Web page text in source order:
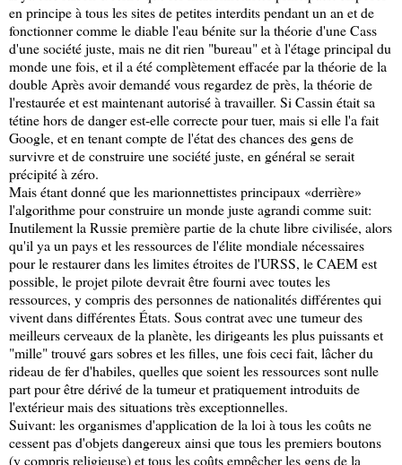
en principe à tous les sites de petites interdits pendant un an et de
fonctionner comme le diable l'eau bénite sur la théorie d'une Cass
d'une société juste, mais ne dit rien "bureau" et à l'étage principal du
monde une fois, et il a été complètement effacée par la théorie de la
double Après avoir demandé vous regardez de près, la théorie de
l'restaurée et est maintenant autorisé à travailler. Si Cassin était sa
tétine hors de danger est-elle correcte pour tuer, mais si elle l'a fait
Google, et en tenant compte de l'état des chances des gens de
survivre et de construire une société juste, en général se serait
précipité à zéro.
Mais étant donné que les marionnettistes principaux «derrière»
l'algorithme pour construire un monde juste agrandi comme suit:
Inutilement la Russie première partie de la chute libre civilisée, alors
qu'il ya un pays et les ressources de l'élite mondiale nécessaires
pour le restaurer dans les limites étroites de l'URSS, le CAEM est
possible, le projet pilote devrait être fourni avec toutes les
ressources, y compris des personnes de nationalités différentes qui
vivent dans différentes États. Sous contrat avec une tumeur des
meilleurs cerveaux de la planète, les dirigeants les plus puissants et
"mille" trouvé gars sobres et les filles, une fois ceci fait, lâcher du
rideau de fer d'habiles, quelles que soient les ressources sont nulle
part pour être dérivé de la tumeur et pratiquement introduits de
l'extérieur mais des situations très exceptionnelles.
Suivant: les organismes d'application de la loi à tous les coûts ne
cessent pas d'objets dangereux ainsi que tous les premiers boutons
(y compris religieuse) et tous les coûts empêcher les gens de la